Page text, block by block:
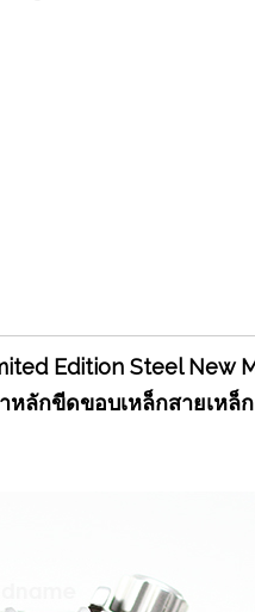
Edition Steel New
ลักขีดขอบเหล็กสายเห